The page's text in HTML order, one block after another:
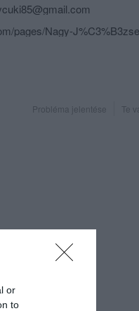
or
to
Probléma jelentése Te